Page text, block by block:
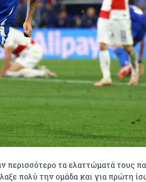
περισσότερο τα ελαττώματά τους
πολύ την ομάδα και για πρώτη